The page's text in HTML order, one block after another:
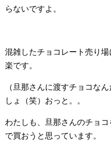
らないですよ。
混雑したチョコレート売り
楽です。
（旦那さんに渡すチョコな
しょ（笑）おっと。。
わたしも、旦那さんのチョ
で買おうと思っています。